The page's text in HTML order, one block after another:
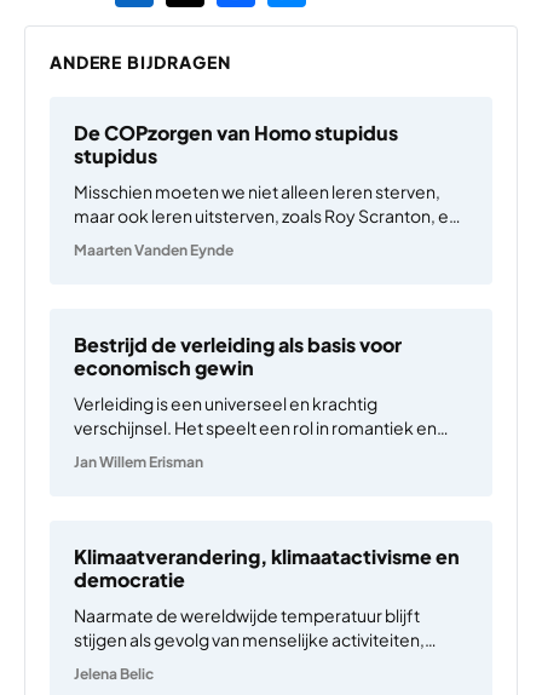
ANDERE BIJDRAGEN
De COPzorgen van Homo stupidus
stupidus
Misschien moeten we niet alleen leren sterven,
maar ook leren uitsterven, zoals Roy Scranton, en
recenter ook Lisa Doeland, reeds voorstelde. Het
is inmiddels duidelijk, met een consensus van
Maarten Vanden Eynde
Bestrijd de verleiding als basis voor
economisch gewin
Verleiding is een universeel en krachtig
verschijnsel. Het speelt een rol in romantiek en
voortplanting, maar ook in reclame, sociale
tot een…
Jan Willem Erisman
Klimaatverandering, klimaatactivisme en
democratie
Naarmate de wereldwijde temperatuur blijft
stijgen als gevolg van menselijke activiteiten,
neemt ook de bezorgdheid over het gebrek aan
Jelena Belic